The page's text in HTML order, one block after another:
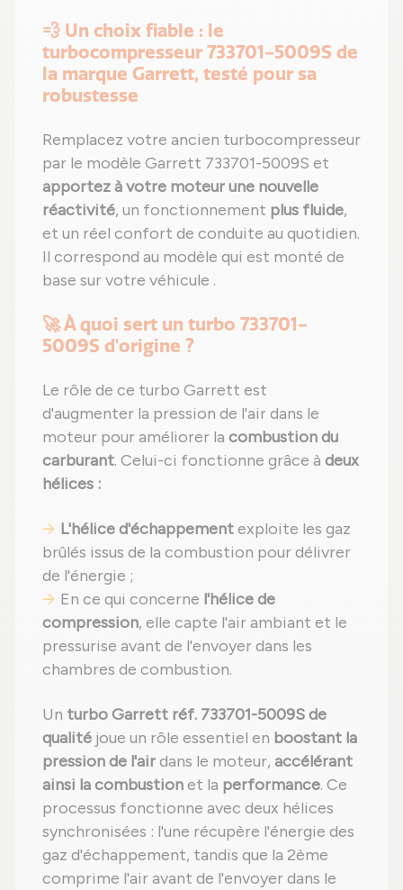
💨 Un choix fiable : le
turbocompresseur 733701-5009S de
la marque Garrett, testé pour sa
robustesse
Remplacez votre ancien turbocompresseur
par le modèle Garrett 733701-5009S et
apportez à votre moteur une nouvelle
réactivité, un fonctionnement plus fluide,
et un réel confort de conduite au quotidien.
Il correspond au modèle qui est monté de
base sur votre véhicule .
🚀 À quoi sert un turbo 733701-
5009S d'origine ?
Le rôle de ce turbo Garrett est
d'augmenter la pression de l'air dans le
moteur pour améliorer la combustion du
carburant. Celui-ci fonctionne grâce à deux
hélices :
L'hélice d'échappementexploite les gaz
brûlés issus de la combustion pour délivrer
de l'énergie ;
En ce qui concerne l'hélice de
compression, elle capte l'air ambiant et le
pressurise avant de l'envoyer dans les
chambres de combustion.
Un turbo Garrett réf. 733701-5009S de
qualité joue un rôle essentiel en boostant la
pression de l'airdans le moteur, accélérant
ainsi la combustionet la performance. Ce
processus fonctionne avec deux hélices
synchronisées : l'une récupère l'énergie des
gaz d'échappement, tandis que la 2ème
comprime l'air avant de l'envoyer dans le